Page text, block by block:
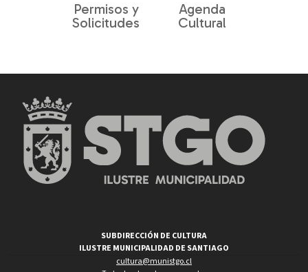
Permisos y
Solicitudes
Agenda
Cultural
SUBDIRECCIÓN DE CULTURA
ILUSTRE MUNICIPALIDAD DE SANTIAGO
cultura@munistgo.cl